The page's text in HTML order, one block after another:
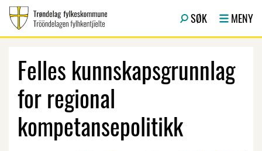
SØK MENY
Felles kunnskapsgrunnlag
for regional
kompetansepolitikk